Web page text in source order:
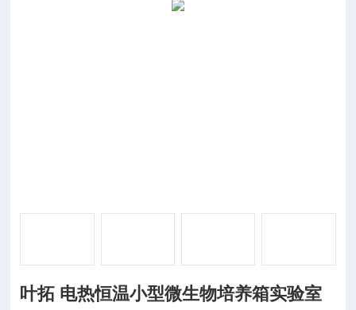
叶拓 电热恒温小型微生物培养箱实验室